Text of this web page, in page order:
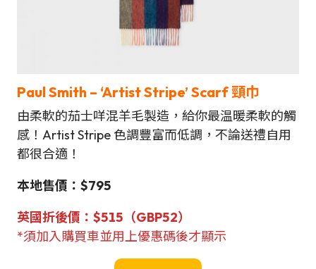
Paul Smith – ‘Artist Stripe’ Scarf 頸巾
由柔軟的茄士咩混羊毛製造，給你最温暖柔軟的觸
感！Artist Stripe 色調豐富而低調，不論送禮自用
都很合適！
本地售價：$795
英國折後價：$515（GBP52）
*須加入購買車並用上優惠碼後才顯示